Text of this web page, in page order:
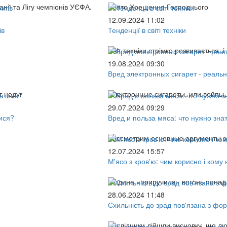
та Лігу чемпіонів УЄФА.
недуг
Свято Хрещення Господнього
12.09.2024 11:02
Тенденції в світі техніки
Світ техніки стрімко
19.08.2024 09:30
Вред электронных сигарет -
Электронные сигареты, или
29.07.2024 09:29
Вред и польза мяса: что нужно
Рассмотрим основные аргументы
12.07.2024 15:57
М'ясо з кров'ю: чим корисно і
Людина «приручила» вогонь
28.06.2024 11:48
Схильність до зрад пов'язана з